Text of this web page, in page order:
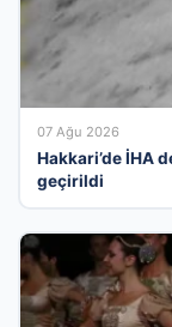
07 Ağu 2026
Hakkari’de İHA
geçirildi